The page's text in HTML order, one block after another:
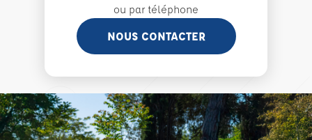
ou par téléphone
NOUS CONTACTER